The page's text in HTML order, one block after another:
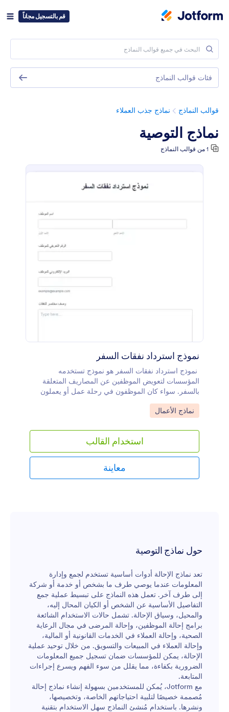
قم بالتسجيل مجاناً
قوالب النماذج نماذج جذب العملاء
نماذج التوصية
1 من قوالب النماذج
نموذج استرداد نفقات السفر
نموذج استرداد نفقات السفر هو نموذج تستخدمه
المؤسسات لتعويض الموظفين عن المصاريف المتعلقة
بالسفر. سواء كان الموظفون في رحلة عمل أو يعملون
من المنزل، يمكن لشركتك مساعدتهم في تتبع المصاريف
خارج المكتب من خلال نموذج تعويض مصاريف السفر
طبيعة عملك، ثم تضمينه في موقعك الإلكتروني أو
بعد ذلك، يستطيع الموظفون تقديم طلبات التعويض عن
الوجبات وتكاليف المواصلات، سواء من خلال المطالبة
بمبلغ يومي أو تقديم الفواتير.هذا النموذج مثالي أيضًا لوكلاء
النموذج، يمكنهم إرساله إلى مدير السفر أو المصاريف
باستخدام نموذج تعويض مصاريف السفر الإلكتروني
المجاني.
Go to Category:
نماذج الأعمال
استخدام القالب
معاينة
حول نماذج التوصية
تعد نماذج الإحالة أدوات أساسية تستخدم لجمع وإدارة
المعلومات عندما يوصي طرف ما بشخص أو خدمة أو شركة
إلى طرف آخر. تعمل هذه النماذج على تبسيط عملية جمع
التفاصيل الأساسية عن الشخص أو الكيان المحال إليه،
والمحيل، وسياق الإحالة. تشمل حالات الاستخدام الشائعة
برامج إحالة الموظفين، وإحالة المرضى في مجال الرعاية
الصحية، وإحالة العملاء في الخدمات القانونية أو المالية،
وإحالة العملاء في المبيعات والتسويق. من خلال توحيد عملية
الإحالة، يمكن للمؤسسات ضمان تسجيل جميع المعلومات
الضرورية بكفاءة، مما يقلل من سوء الفهم ويسرع إجراءات
المتابعة.
مع Jotform، يُمكن للمستخدمين بسهولة إنشاء نماذج إحالة
مُصممة خصيصًا لتلبية احتياجاتهم الخاصة، وتخصيصها،
ونشرها. باستخدام مُنشئ النماذج سهل الاستخدام بتقنية
فئات قوالب النماذج